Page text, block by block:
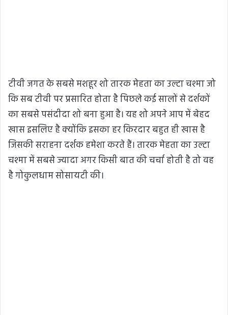
टीवी जगत के सबसे मशहूर शो तारक मेहता का उल्टा चश्मा जो
कि सब टीवी पर प्रसारित होता है पिछले कई सालों से दर्शकों
का सबसे पसंदीदा शो बना हुआ है। यह शो अपने आप में बेहद
खास इसलिए है क्योंकि इसका हर किरदार बहुत ही खास है
जिसकी सराहना दर्शक हमेशा करते हैं। तारक मेहता का उल्टा
चश्मा में सबसे ज्यादा अगर किसी बात की चर्चा होती है तो वह
है गोकुलधाम सोसायटी की।